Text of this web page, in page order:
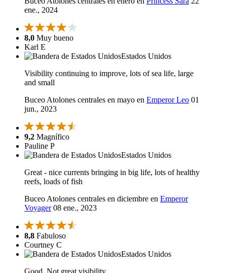
ene., 2024
8,0 Muy bueno
Karl E
Estados Unidos
Visibility continuing to improve, lots of sea life, large
and small
Buceo Atolones centrales en mayo en Emperor Leo 01
jun., 2023
9,2 Magnífico
Pauline P
Estados Unidos
Great - nice currents bringing in big life, lots of healthy
reefs, loads of fish
Buceo Atolones centrales en diciembre en Emperor
Voyager 08 ene., 2023
8,8 Fabuloso
Courtney C
Estados Unidos